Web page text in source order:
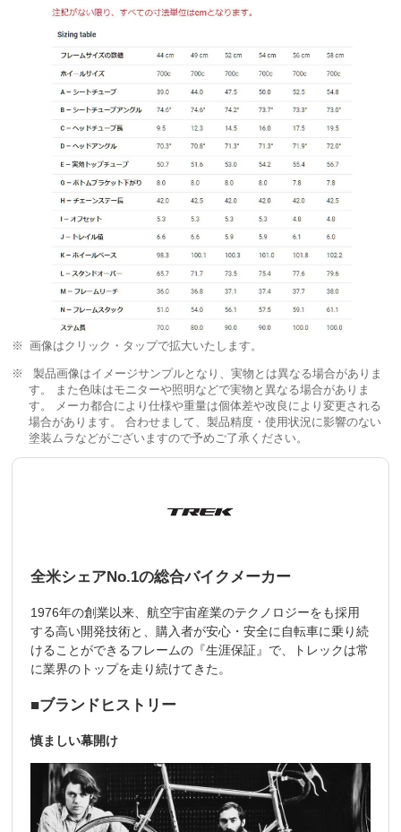
画像はクリック・タップで拡大いたします。
製品画像はイメージサンプルとなり、実物とは異なる場合がありま
す。 また色味はモニターや照明などで実物と異なる場合がありま
す。 メーカ都合により仕様や重量は個体差や改良により変更される
場合があります。 合わせまして、製品精度・使用状況に影響のない
塗装ムラなどがございますので予めご了承ください。
全米シェアNo.1の総合バイクメーカー
1976年の創業以来、航空宇宙産業のテクノロジーをも採用
する高い開発技術と、購入者が安心・安全に自転車に乗り続
けることができるフレームの『生涯保証』で、トレックは常
に業界のトップを走り続けてきた。
■ブランドヒストリー
慎ましい幕開け